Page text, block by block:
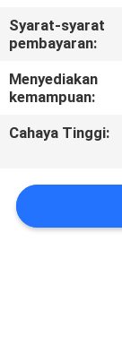
MINTA
KUTIPAN
SITEMAP
PRIVASI
Syarat-syarat
pembayaran:
Menyediakan
kemampuan:
Cahaya Tinggi: